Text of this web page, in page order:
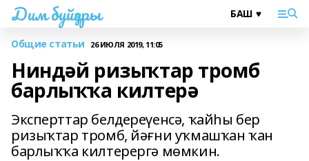
Дим буйҙары
Общие статьи 26 ИЮЛЯ 2019, 11:05
Ниндәй ризыҡтар тромб
барлыҡҡа килтерә
Эксперттар белдереүенсә, ҡайһы бер
ризыҡтар тромб, йәғни уҡмашҡан ҡан
барлыҡҡа килтерергә мөмкин.